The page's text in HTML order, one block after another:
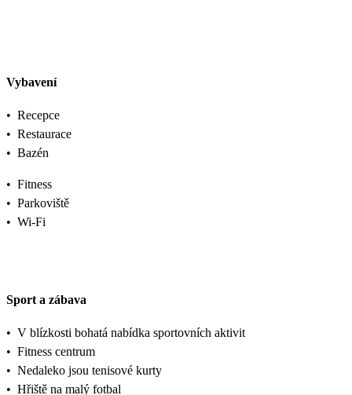
Vybavení
• Recepce
• Restaurace
• Bazén
• Fitness
• Parkoviště
• Wi-Fi
Sport a zábava
• V blízkosti bohatá nabídka sportovních aktivit
• Fitness centrum
• Nedaleko jsou tenisové kurty
• Hřiště na malý fotbal